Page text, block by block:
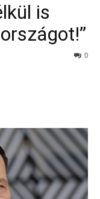
is
0